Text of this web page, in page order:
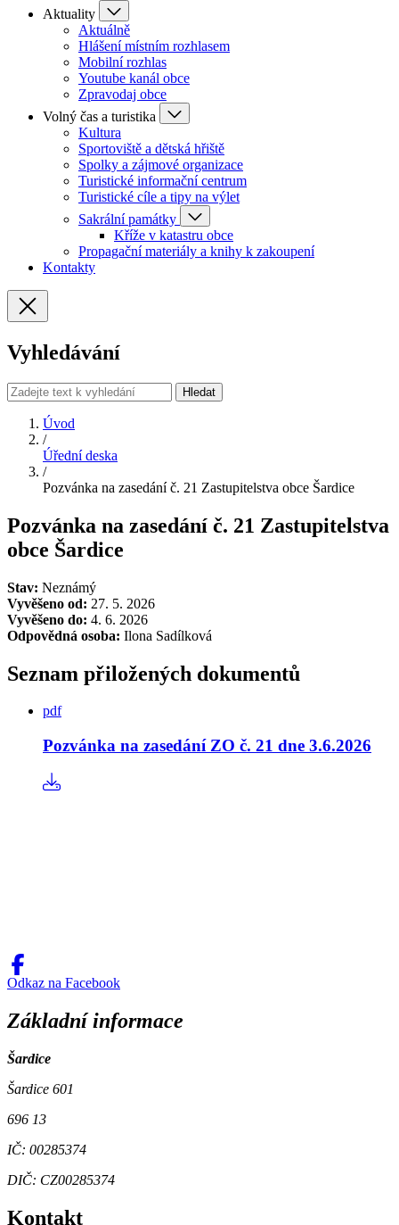
Aktuality
Aktuálně
Hlášení místním rozhlasem
Mobilní rozhlas
Youtube kanál obce
Zpravodaj obce
Volný čas a turistika
Kultura
Sportoviště a dětská hřiště
Spolky a zájmové organizace
Turistické informační centrum
Turistické cíle a tipy na výlet
Sakrální památky
Kříže v katastru obce
Propagační materiály a knihy k zakoupení
Kontakty
Vyhledávání
Hledat
Úvod
/
Úřední deska
/
Pozvánka na zasedání č. 21 Zastupitelstva obce Šardice
Pozvánka na zasedání č. 21 Zastupitelstva
obce Šardice
Stav: Neznámý
Vyvěšeno od: 27. 5. 2026
Vyvěšeno do: 4. 6. 2026
Odpovědná osoba: Ilona Sadílková
Seznam přiložených dokumentů
pdf
Pozvánka na zasedání ZO č. 21 dne 3.6.2026
Odkaz na Facebook
Základní informace
Šardice
Šardice 601
696 13
IČ: 00285374
DIČ: CZ00285374
Kontakt